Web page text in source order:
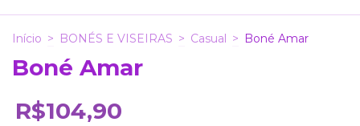
Início > BONÉS E VISEIRAS > Casual > Boné Amar
Boné Amar
R$104,90